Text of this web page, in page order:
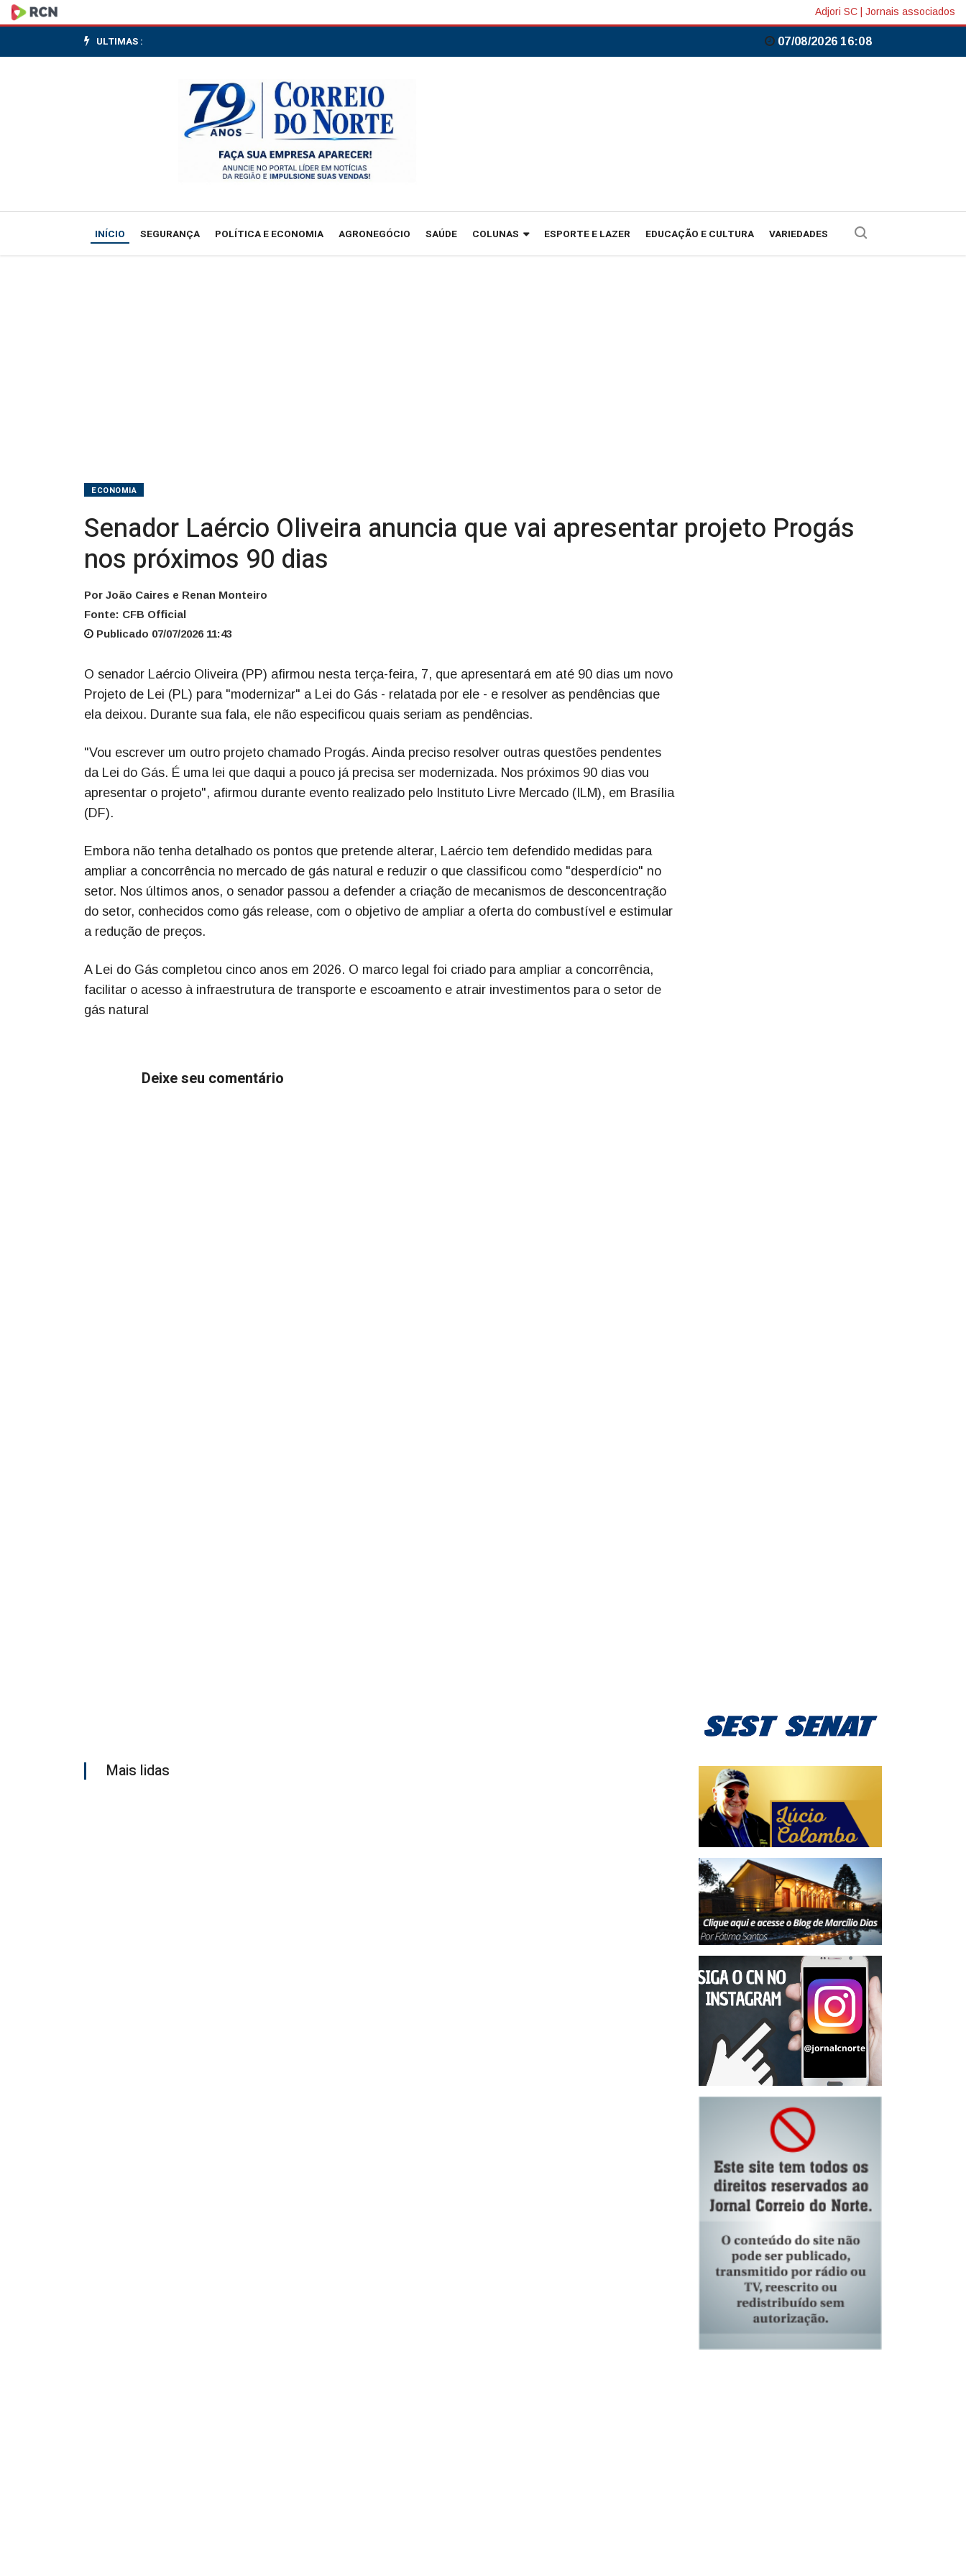
Senador
Laércio
apresentar
Adjori SC Jornais associados
ULTIMAS : 07/08/2026 16:08
INÍCIO SEGURANÇA POLÍTICA E ECONOMIA AGRONEGÓCIO SAÚDE COLUNAS ESPORTE E LAZER EDUCAÇÃO E CULTURA VARIEDADES
ECONOMIA
Senador Laércio Oliveira anuncia que vai apresentar projeto Progás
nos próximos 90 dias
Por João Caires e Renan Monteiro
Fonte: CFB Official
Publicado 07/07/2026 11:43
O senador Laércio Oliveira (PP) afirmou nesta terça-feira, 7, que apresentará em até 90 dias um novo
Projeto de Lei (PL) para "modernizar" a Lei do Gás - relatada por ele - e resolver as pendências que
ela deixou. Durante sua fala, ele não especificou quais seriam as pendências.
"Vou escrever um outro projeto chamado Progás. Ainda preciso resolver outras questões pendentes
da Lei do Gás. É uma lei que daqui a pouco já precisa ser modernizada. Nos próximos 90 dias vou
apresentar o projeto", afirmou durante evento realizado pelo Instituto Livre Mercado (ILM), em Brasília
(DF).
Embora não tenha detalhado os pontos que pretende alterar, Laércio tem defendido medidas para
ampliar a concorrência no mercado de gás natural e reduzir o que classificou como "desperdício" no
setor. Nos últimos anos, o senador passou a defender a criação de mecanismos de desconcentração
do setor, conhecidos como gás release, com o objetivo de ampliar a oferta do combustível e estimular
a redução de preços.
A Lei do Gás completou cinco anos em 2026. O marco legal foi criado para ampliar a concorrência,
facilitar o acesso à infraestrutura de transporte e escoamento e atrair investimentos para o setor de
gás natural
Deixe seu comentário
Mais lidas